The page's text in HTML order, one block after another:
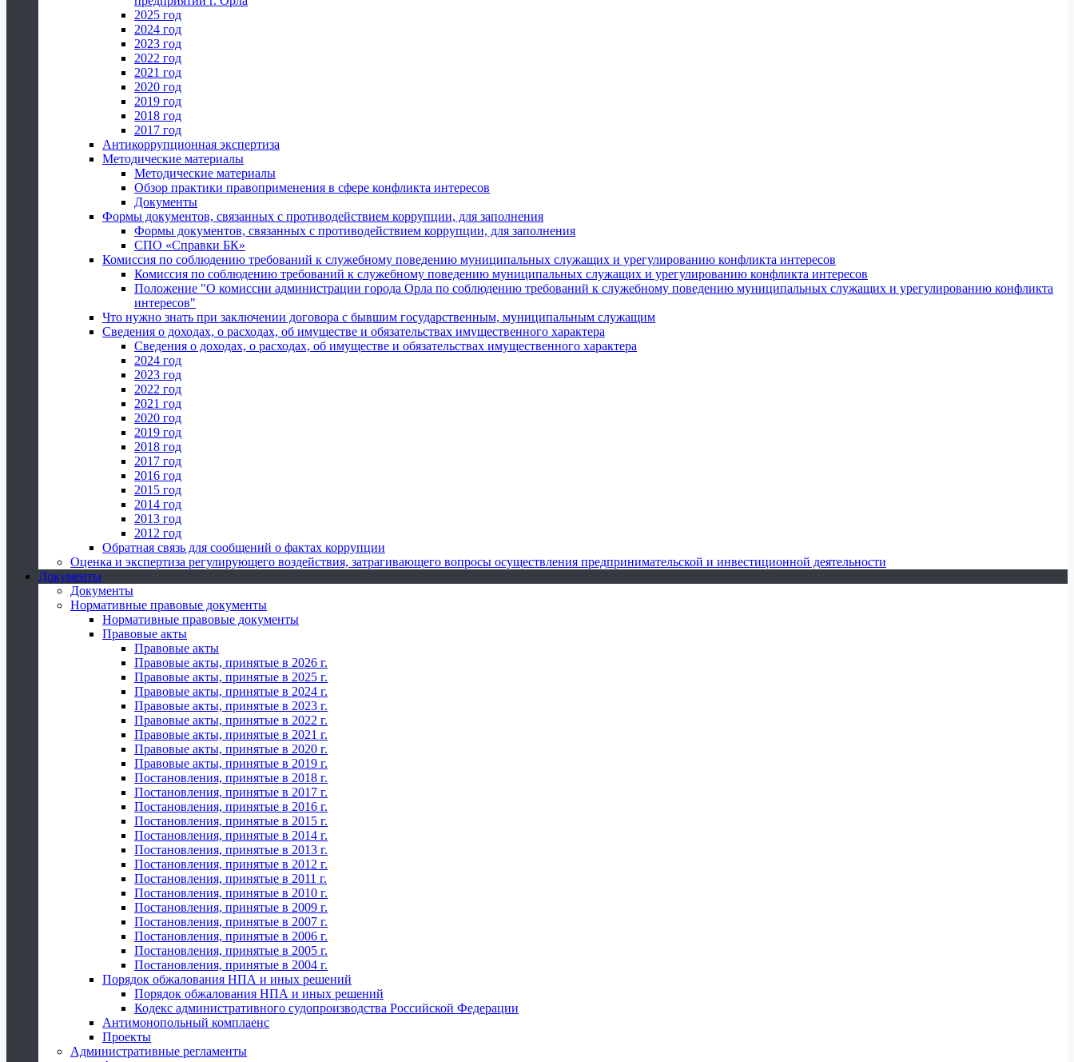
2025 год
2024 год
2023 год
2022 год
2021 год
2020 год
2019 год
2018 год
2017 год
Антикоррупционная экспертиза
Методические материалы
Методические материалы
Обзор практики правоприменения в сфере конфликта интересов
Документы
Формы документов, связанных с противодействием коррупции, для заполнения
Формы документов, связанных с противодействием коррупции, для заполнения
СПО «Справки БК»
Комиссия по соблюдению требований к служебному поведению муниципальных служащих и урегулированию конфликта интересов
Комиссия по соблюдению требований к служебному поведению муниципальных служащих и урегулированию конфликта интересов
Положение "О комиссии администрации города Орла по соблюдению требований к служебному поведению муниципальных служащих и урегулированию конфликта
интересов"
Что нужно знать при заключении договора с бывшим государственным, муниципальным служащим
Сведения о доходах, о расходах, об имуществе и обязательствах имущественного характера
Сведения о доходах, о расходах, об имуществе и обязательствах имущественного характера
2024 год
2023 год
2022 год
2021 год
2020 год
2019 год
2018 год
2017 год
2016 год
2015 год
2014 год
2013 год
2012 год
Обратная связь для сообщений о фактах коррупции
Оценка и экспертиза регулирующего воздействия, затрагивающего вопросы осуществления предпринимательской и инвестиционной деятельности
Документы
Документы
Нормативные правовые документы
Нормативные правовые документы
Правовые акты
Правовые акты
Правовые акты, принятые в 2026 г.
Правовые акты, принятые в 2025 г.
Правовые акты, принятые в 2024 г.
Правовые акты, принятые в 2023 г.
Правовые акты, принятые в 2022 г.
Правовые акты, принятые в 2021 г.
Правовые акты, принятые в 2020 г.
Правовые акты, принятые в 2019 г.
Постановления, принятые в 2018 г.
Постановления, принятые в 2017 г.
Постановления, принятые в 2016 г.
Постановления, принятые в 2015 г.
Постановления, принятые в 2014 г.
Постановления, принятые в 2013 г.
Постановления, принятые в 2012 г.
Постановления, принятые в 2011 г.
Постановления, принятые в 2010 г.
Постановления, принятые в 2009 г.
Постановления, принятые в 2007 г.
Постановления, принятые в 2006 г.
Постановления, принятые в 2005 г.
Постановления, принятые в 2004 г.
Порядок обжалования НПА и иных решений
Порядок обжалования НПА и иных решений
Кодекс административного судопроизводства Российской Федерации
Антимонопольный комплаенс
Проекты
Административные регламенты